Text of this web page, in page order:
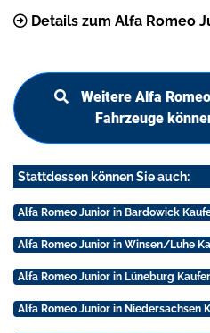
Details zum Alfa Romeo
Weitere Alfa
Fahrzeuge
Stattdessen können Sie auch:
Alfa Romeo Junior in Bardowick
Alfa Romeo Junior in Winsen/Luhe
Alfa Romeo Junior in Lüneburg
Alfa Romeo Junior in Niedersachsen